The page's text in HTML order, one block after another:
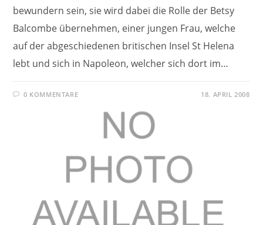
bewundern sein, sie wird dabei die Rolle der Betsy
Balcombe übernehmen, einer jungen Frau, welche
auf der abgeschiedenen britischen Insel St Helena
lebt und sich in Napoleon, welcher sich dort im…
0 KOMMENTARE 18. APRIL 2008